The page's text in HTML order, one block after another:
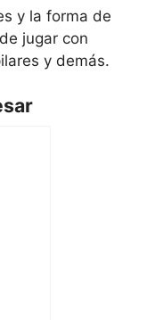
y la forma de
jugar con
y demás.